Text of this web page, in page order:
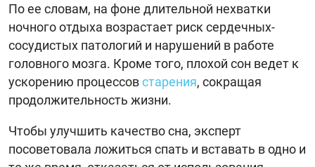
По ее словам, на фоне длительной нехватки
ночного отдыха возрастает риск сердечных-
сосудистых патологий и нарушений в работе
головного мозга. Кроме того, плохой сон ведет к
ускорению процессовстарения, сокращая
продолжительность жизни.
Чтобы улучшить качество сна, эксперт
посоветовала ложиться спать и вставать в одно и